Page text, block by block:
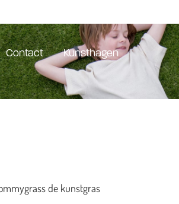
Contact Kunsthagen
de kunstgras